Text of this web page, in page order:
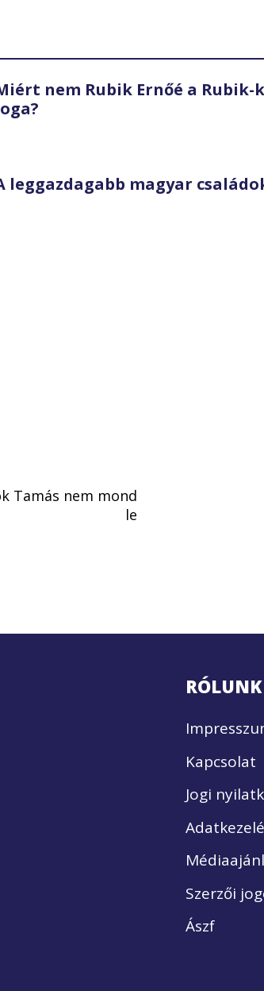
nem Rubik Ernőé a Rubik-
leggazdagabb magyar
Tamás nem mond
le
RÓLUNK
Kapcsolat
Jogi
Szerzői
Ászf